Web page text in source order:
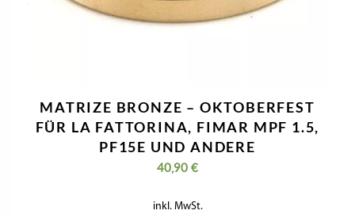
MATRIZE BRONZE – OKTOBERFEST
FÜR LA FATTORINA, FIMAR MPF 1.5,
PF15E UND ANDERE
40,90 €
inkl. MwSt.